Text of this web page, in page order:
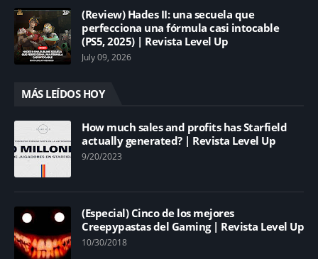
(Review) Hades II: una secuela que
perfecciona una fórmula casi intocable
(PS5, 2025) | Revista Level Up
July 09, 2026
MÁS LEÍDOS HOY
How much sales and profits has Starfield
actually generated? | Revista Level Up
9/20/2023
(Especial) Cinco de los mejores
Creepypastas del Gaming | Revista Level Up
10/30/2018